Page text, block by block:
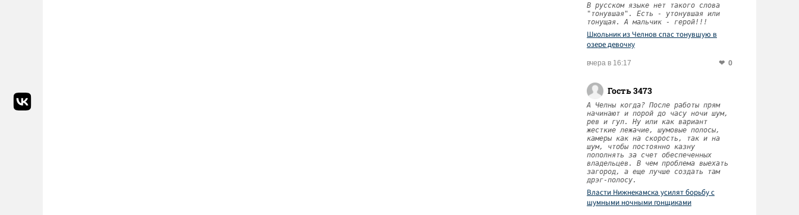
В русском языке нет такого слова
"тонувшая". Есть - утонувшая или
тонущая. А мальчик - герой!!!
Школьник из Челнов спас тонувшую в
озере девочку
вчера в 16:17 0
Гость 3473
А Челны когда? После работы прям
начинают и порой до часу ночи шум,
рев и гул. Ну или как вариант
жесткие лежачие, шумовые полосы,
камеры как на скорость, так и на
шум, чтобы постоянно казну
пополнять за счет обеспеченных
владельцев. В чем проблема выехать
загород, а еще лучше создать там
дрэг-полосу.
Власти Нижнекамска усилят борьбу с
шумными ночными гонщиками